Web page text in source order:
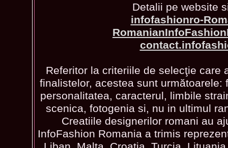
Detalii pe website
infofashionro-
Referitor la criteriile de selecţie care
finalistelor, acestea sunt următoarele:
personalitatea, caracterul, limbile
scenica, fotogenia si, nu in ultimul
Creatiile designerilor romani au
InfoFashion Romania a trimis